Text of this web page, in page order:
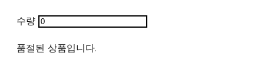
수량
품절된 상품입니다.